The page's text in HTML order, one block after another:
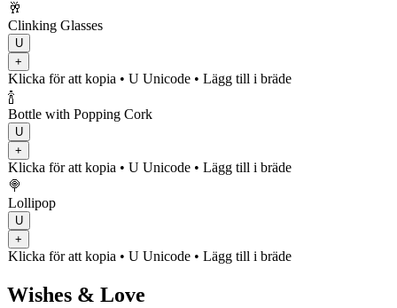
🥂
Clinking Glasses
U
+
Klicka för att kopia • U Unicode • Lägg till i bräde
🍾
Bottle with Popping Cork
U
+
Klicka för att kopia • U Unicode • Lägg till i bräde
🍭
Lollipop
U
+
Klicka för att kopia • U Unicode • Lägg till i bräde
Wishes & Love